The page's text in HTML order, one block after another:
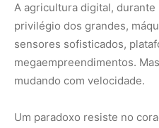
A agricultura digital,
privilégio dos grandes,
sensores sofisticados,
megaempreendimentos.
mudando com velocidade.
Um paradoxo resiste no